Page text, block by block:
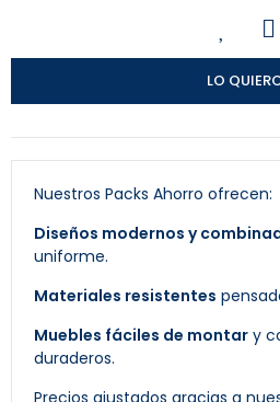
LO
Nuestros Packs Ahorro ofrecen:
Diseños modernos y
uniforme.
Materiales resistentes
Muebles fáciles de montar y
duraderos.
Precios ajustados gracias a